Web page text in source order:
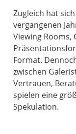
Zugleich hat
vergangenen
Viewing
Format.
zwischen
Vertrauen,
spielen eine
Spekulation.